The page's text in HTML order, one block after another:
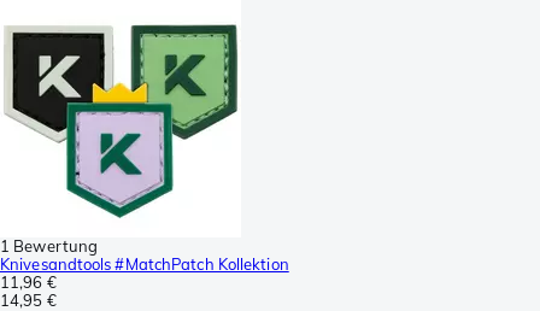
1 Bewertung
Knivesandtools #MatchPatch Kollektion
11,96 €
14,95 €